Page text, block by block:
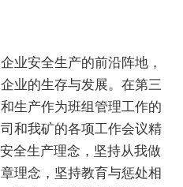
业安全生产的前沿阵地，
业的生存与发展。在第三
生产作为班组管理工作的
和我矿的各项工作会议精
全生产理念，坚持从我做
理念，坚持教育与惩处相